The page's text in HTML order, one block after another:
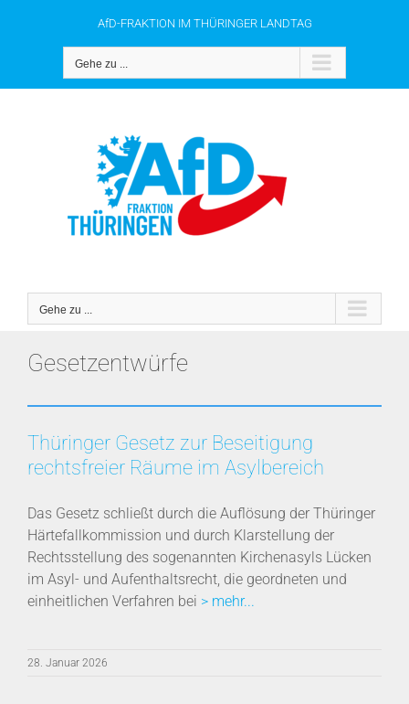
AfD-FRAKTION IM THÜRINGER LANDTAG
Gehe zu ...
Gehe zu ...
Gesetzentwürfe
Thüringer Gesetz zur Beseitigung
rechtsfreier Räume im Asylbereich
Das Gesetz schließt durch die Auflösung der Thüringer
Härtefallkommission und durch Klarstellung der
Rechtsstellung des sogenannten Kirchenasyls Lücken
im Asyl- und Aufenthaltsrecht, die geordneten und
einheitlichen Verfahren bei > mehr...
28. Januar 2026